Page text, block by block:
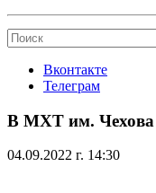
Вконтакте
Телеграм
В МХТ им. Чехова
04.09.2022 г. 14:30